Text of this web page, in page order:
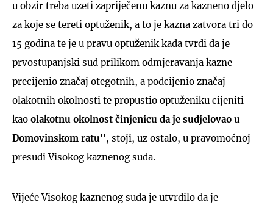
u obzir treba uzeti zapriječenu kaznu za kazneno djelo
za koje se tereti optuženik, a to je kazna zatvora tri do
15 godina te je u pravu optuženik kada tvrdi da je
prvostupanjski sud prilikom odmjeravanja kazne
precijenio značaj otegotnih, a podcijenio značaj
olakotnih okolnosti te propustio optuženiku cijeniti
kao olakotnu okolnost činjenicu da je sudjelovao u
Domovinskom ratu'', stoji, uz ostalo, u pravomoćnoj
presudi Visokog kaznenog suda.
Vijeće Visokog kaznenog suda je utvrdilo da je